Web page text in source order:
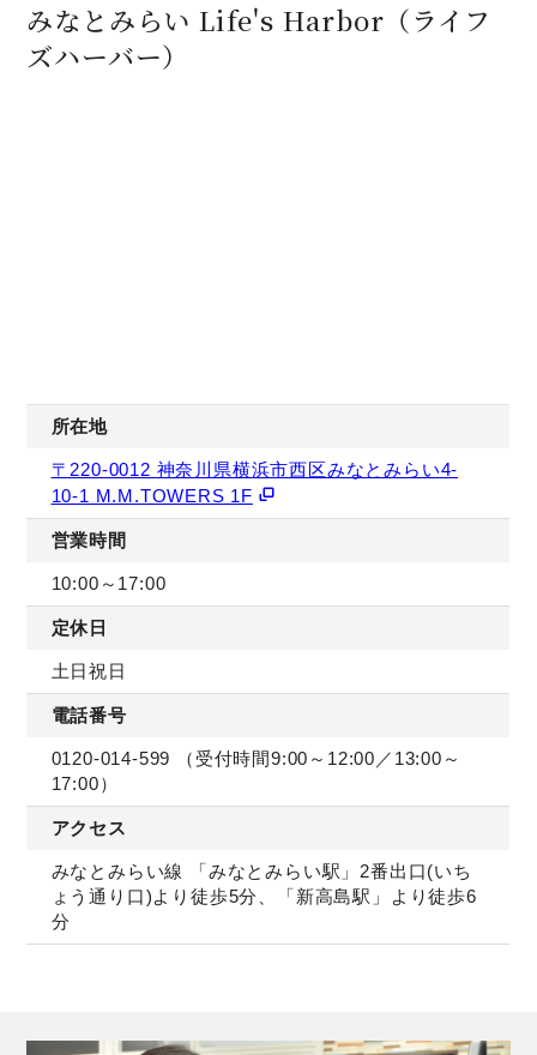
みなとみらい Life's Harbor（ライフ
ズハーバー）
所在地
〒220-0012 神奈川県横浜市西区みなとみらい4-
10-1 M.M.TOWERS 1F
営業時間
10:00～17:00
定休日
土日祝日
電話番号
0120-014-599 （受付時間9:00～12:00／13:00～
17:00）
アクセス
みなとみらい線 「みなとみらい駅」2番出口(いち
ょう通り口)より徒歩5分、「新高島駅」より徒歩6
分